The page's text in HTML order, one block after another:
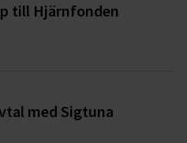
till Hjärnfonden
med Sigtuna